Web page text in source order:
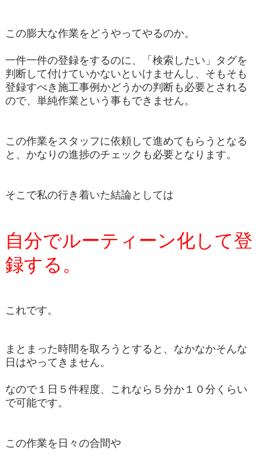
この膨大な作業をどうやってやるのか。
一件一件の登録をするのに、「検索したい」タグを
判断して付けていかないといけませんし、そもそも
登録すべき施工事例かどうかの判断も必要とされる
ので、単純作業という事もできません。
この作業をスタッフに依頼して進めてもらうとなる
と、かなりの進捗のチェックも必要となります。
そこで私の行き着いた結論としては
自分でルーティーン化して登
録する。
これです。
まとまった時間を取ろうとすると、なかなかそんな
日はやってきません。
なので１日５件程度、これなら５分か１０分くらい
で可能です。
この作業を日々の合間や